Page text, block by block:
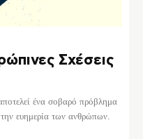
Σχέσεις
ένα σοβαρό πρόβλημα
ευημερία των ανθρώπων.